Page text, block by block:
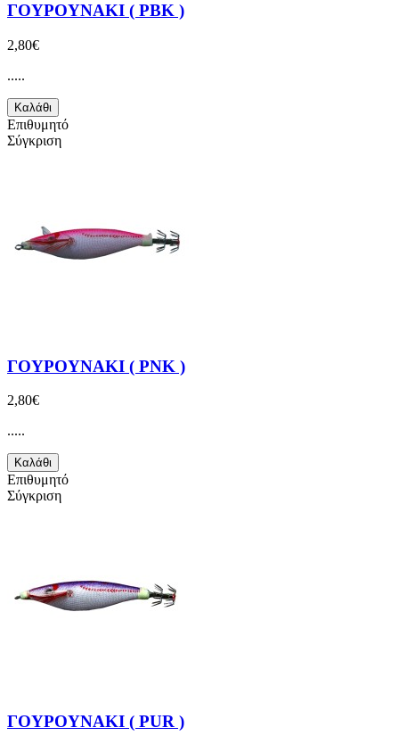
ΓΟΥΡΟΥΝΑΚΙ ( PBK )
2,80€
.....
Καλάθι
Επιθυμητό
Σύγκριση
ΓΟΥΡΟΥΝΑΚΙ ( PNK )
2,80€
.....
Καλάθι
Επιθυμητό
Σύγκριση
ΓΟΥΡΟΥΝΑΚΙ ( PUR )